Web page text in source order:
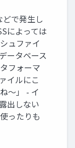
どで発生し
によっては
ュファイ
ータベース
フォーマ
イルにこ
〜」 - イ
出しない
ったりも